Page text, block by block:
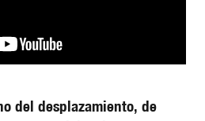
del desplazamiento, de